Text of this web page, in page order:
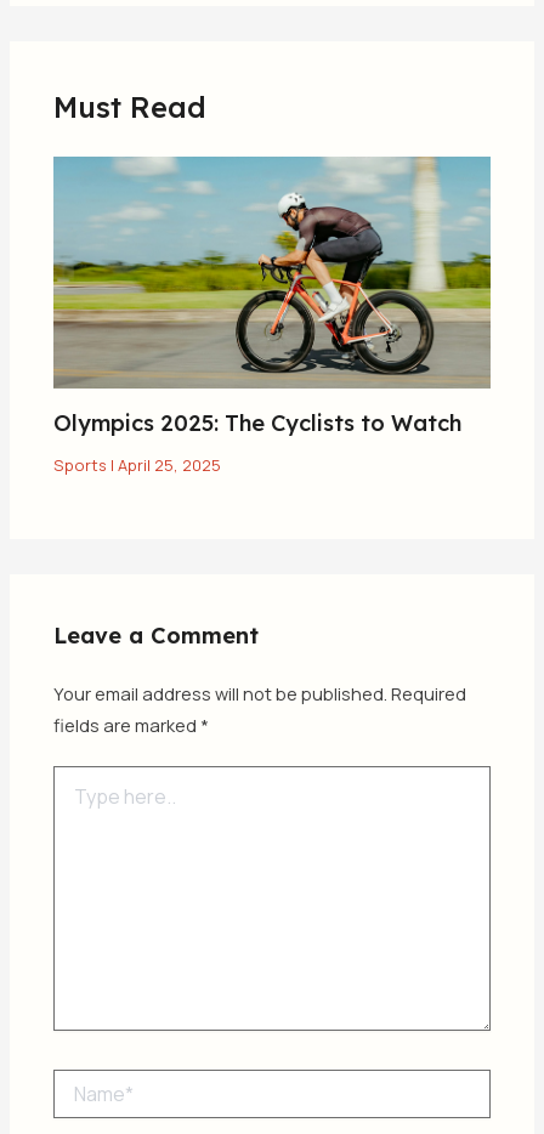
Must Read
Olympics 2025: The Cyclists to Watch
Sports |April 25, 2025
Leave a Comment
Your email address will not be published. Required
fields are marked *
here..